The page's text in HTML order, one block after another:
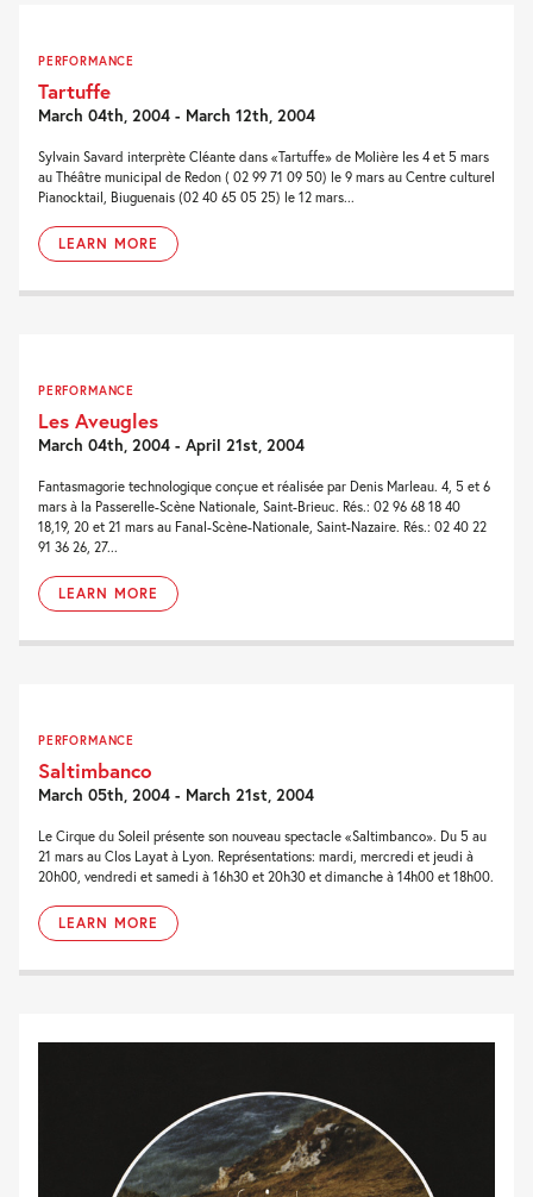
PERFORMANCE
Tartuffe
March 04th, 2004 - March 12th, 2004
Sylvain Savard interprète Cléante dans «Tartuffe» de Molière les 4 et 5 mars
au Théâtre municipal de Redon ( 02 99 71 09 50) le 9 mars au Centre culturel
Pianocktail, Biuguenais (02 40 65 05 25) le 12 mars...
LEARN MORE
PERFORMANCE
Les Aveugles
March 04th, 2004 - April 21st, 2004
Fantasmagorie technologique conçue et réalisée par Denis Marleau. 4, 5 et 6
mars à la Passerelle-Scène Nationale, Saint-Brieuc. Rés.: 02 96 68 18 40
18,19, 20 et 21 mars au Fanal-Scène-Nationale, Saint-Nazaire. Rés.: 02 40 22
91 36 26, 27...
LEARN MORE
PERFORMANCE
Saltimbanco
March 05th, 2004 - March 21st, 2004
Le Cirque du Soleil présente son nouveau spectacle «Saltimbanco». Du 5 au
21 mars au Clos Layat à Lyon. Représentations: mardi, mercredi et jeudi à
20h00, vendredi et samedi à 16h30 et 20h30 et dimanche à 14h00 et 18h00.
LEARN MORE